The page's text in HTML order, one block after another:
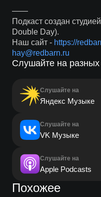
——
Подкаст создан
Double Day).
Наш сайт - https://
hay@redbarn.ru
Слушайте на
Слушайте на
Яндекс Музыке
Слушайте на
VK Музыке
Слушайте на
Apple Podcasts
Похожее